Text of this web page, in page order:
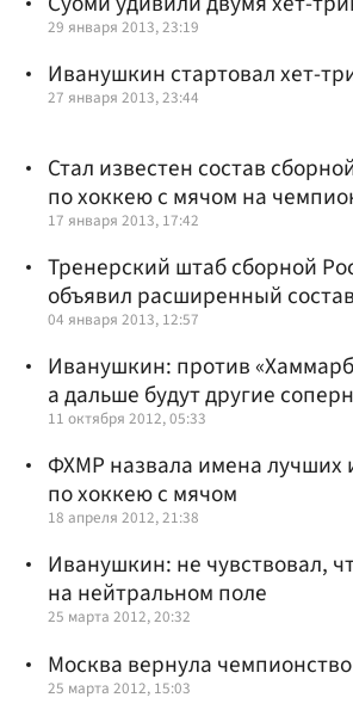
29 января 2013, 23:19
Иванушкин стартовал хет-
27 января 2013, 23:44
Стал известен состав
по хоккею с мячом на
17 января 2013, 17:42
Тренерский штаб сборной
объявил расширенный
04 января 2013, 12:57
Иванушкин: против
а дальше будут другие
11 октября 2012, 05:33
ФХМР назвала имена лучших
по хоккею с мячом
18 апреля 2012, 21:38
Иванушкин: не чувствовал,
на нейтральном поле
25 марта 2012, 20:32
Москва вернула чемпионство
25 марта 2012, 15:03